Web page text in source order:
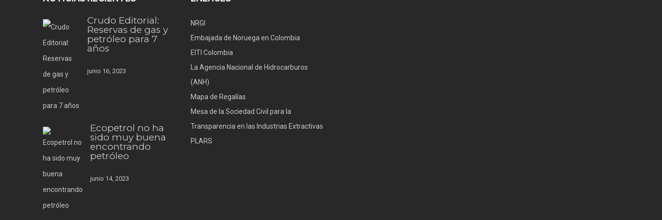
Crudo Editorial:
Reservas de gas y
petróleo para 7
años
junio 16, 2023
Ecopetrol no ha
sido muy buena
encontrando
petróleo
junio 14, 2023
NRGI
Embajada de Noruega en Colombia
EITI Colombia
La Agencia Nacional de Hidrocarburos
(ANH)
Mapa de Regalías
Mesa de la Sociedad Civil para la
Transparencia en las Industrias Extractivas
PLARS